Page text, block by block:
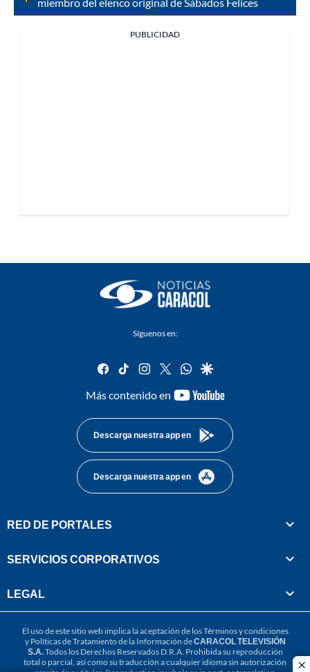
PUBLICIDAD
Síguenos en:
facebook
tiktok instagram
twitterwhatsapp
google
Más contenido en
youtube-
Descarga nuestra app en
Descarga nuestra app en
RED DE PORTALES
SERVICIOS CORPORATIVOS
LEGAL
El uso de este sitio web implica la aceptación de losTérminos y condiciones
y Políticas de Tratamiento de la Información deCARACOL TELEVISIÓN
S.A.Todos los Derechos Reservados D.R.A. Prohibida su reproducción
total o parcial, así como su traducción a cualquier idioma sin autorización